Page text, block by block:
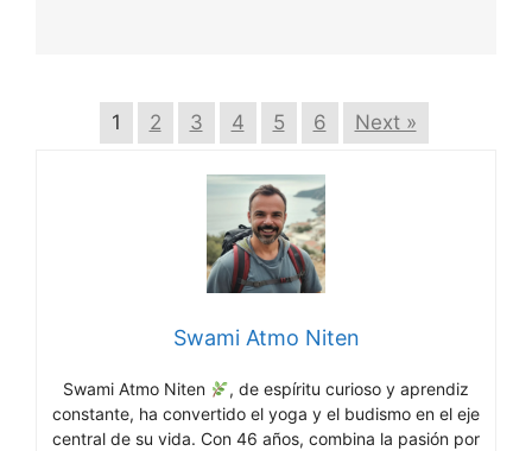
1 2 3 4 5 6 Next »
Swami Atmo Niten
Swami Atmo Niten
, de espíritu curioso y aprendiz
constante, ha convertido el yoga y el budismo en el eje
central de su vida. Con 46 años, combina la pasión por